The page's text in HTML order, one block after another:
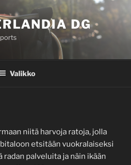
DG
Valikko
niitä harvoja ratoja, jolla
etsitään vuokralaiseksi
palveluita ja näin ikään